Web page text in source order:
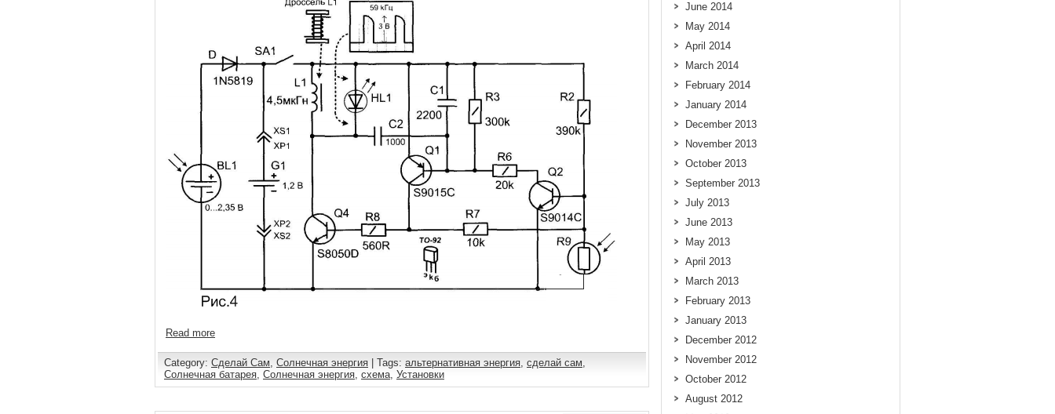
Read more
Category: Сделай Сам, Солнечная энергия | Tags: альтернативная энергия, сделай сам,
Солнечная батарея, Солнечная энергия, схема, Установки
June 2014
May 2014
April 2014
March 2014
February 2014
January 2014
December 2013
November 2013
October 2013
September 2013
July 2013
June 2013
May 2013
April 2013
March 2013
February 2013
January 2013
December 2012
November 2012
October 2012
August 2012